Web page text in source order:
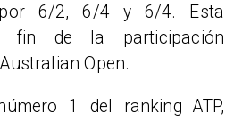
por 6/2, 6/4 y 6/4. Esta
fin de la participación
Open.
1 del ranking ATP,